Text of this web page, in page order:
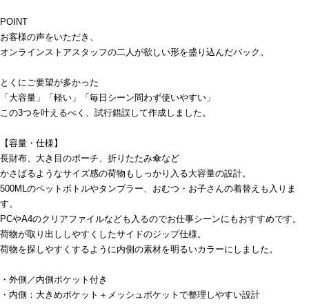
POINT
お客様の声をいただき、
オンラインストアスタッフの二人が欲しい形を盛り込んだバック。
とくにご要望が多かった
「大容量」「軽い」「毎日シーン問わず使いやすい」
この3つを叶えるべく、試行錯誤して作成しました。
【容量・仕様】
長財布、大き目のポーチ、折りたたみ傘など
かさばるようなサイズ感の荷物もしっかり入る大容量の設計。
500MLのペットボトルやタンブラー、おむつ・お子さんの着替えも入りま
す。
PCやA4のクリアファイルなども入るのでお仕事シーンにもおすすめです。
荷物が取り出ししやすくしたサイドのジップ仕様。
荷物を探しやすくするように内側の素材を明るいカラーにしました。
・外側／内側ポケット付き
・内側：大きめポケット＋メッシュポケットで整理しやすい設計